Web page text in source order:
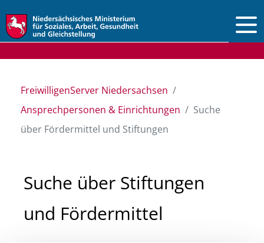
FreiwilligenServer Niedersachsen
Ansprechpersonen & Einrichtungen
Suche
über Fördermittel und Stiftungen
Suche über Stiftungen
und Fördermittel